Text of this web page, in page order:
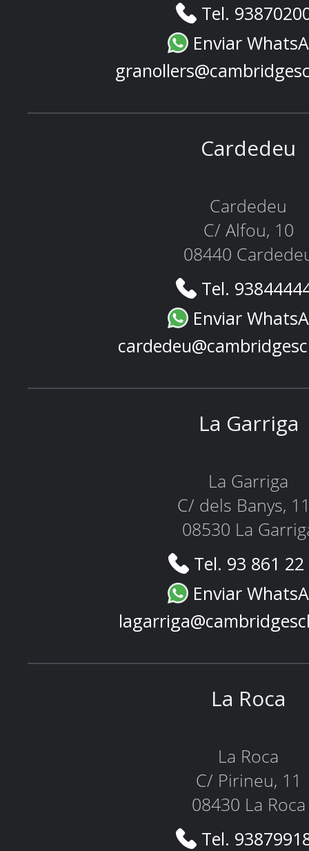
Tel.
Enviar
Cardedeu
Cardedeu
C/ Alfou, 10
08440
Tel.
Enviar
La Garriga
La Garriga
C/ dels Banys,
08530 La
Tel. 93 861
Enviar
La Roca
La Roca
C/ Pirineu, 11
08430 La Roca
Tel.